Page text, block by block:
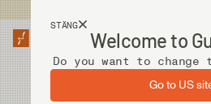
STÄNG
Welcome to
Do you want to
Go to US